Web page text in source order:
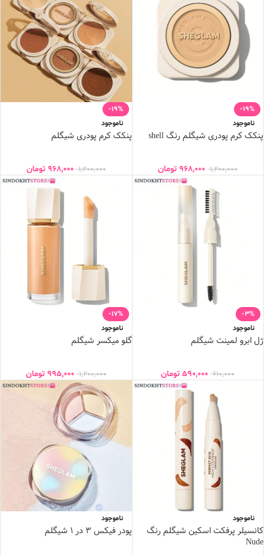
-19%
ناموجود
پنکک کرم پودری شیگلم رنگ shell
1,200,000
968,000 تومان
-19%
ناموجود
پنکک کرم پودری شیگلم
1,200,000
968,000 تومان
-3%
ناموجود
ژل ابرو لمینت شیگلم
610,000
590,000 تومان
-17%
ناموجود
گلو میکسر شیگلم
1,200,000
995,000 تومان
ناموجود
کانسیلر پرفکت اسکین شیگلم رنگ
Nude
ناموجود
پودر فیکس 3 در 1 شیگلم